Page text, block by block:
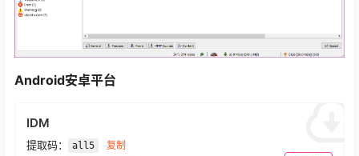
Android安卓平台
IDM
提取码： all5 复制